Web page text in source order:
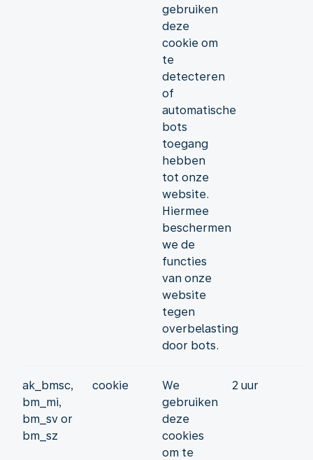
gebruiken
deze
cookie om
te
detecteren
of
automatische
bots
toegang
hebben
tot onze
website.
Hiermee
beschermen
we de
functies
van onze
website
tegen
overbelasting
door bots.
ak_bmsc,
bm_mi,
bm_sv or
bm_sz
cookie
We
gebruiken
deze
cookies
om te
2 uur